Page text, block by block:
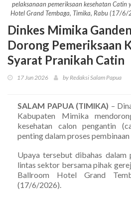
pelaksanaan pemeriksaan kesehatan
Hotel Grand Tembaga, Timika, Rabu (17/
Dinkes Mimika
Dorong Pemeriksaan
Syarat Pranikah Catin
17 Jun 2026 by Redaksi Salam Papua
SALAM PAPUA (TIMIKA) –
Kabupaten Mimika
kesehatan calon pengantin
penting dalam proses pembinaan
Upaya tersebut dibahas dalam
lintas sektor bersama pihak
Ballroom Hotel Grand
(17/6/2026).